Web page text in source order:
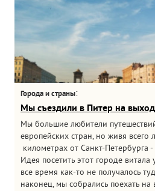
Города и страны:
Мы съездили в Питер на
Мы большие любители
европейских стран, но живя всего
километрах от Санкт-Петербурга
Идея посетить этот городе
все время как-то не получалось
наконец, мы собрались поехать